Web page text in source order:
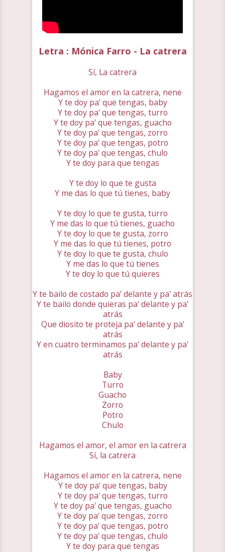
Letra : Mónica Farro - La catrera
Sí, La catrera
Hagamos el amor en la catrera, nene
Y te doy pa' que tengas, baby
Y te doy pa' que tengas, turro
Y te doy pa' que tengas, guacho
Y te doy pa' que tengas, zorro
Y te doy pa' que tengas, potro
Y te doy pa' que tengas, chulo
Y te doy para que tengas
Y te doy lo que te gusta
Y me das lo que tú tienes, baby
Y te doy lo que te gusta, turro
Y me das lo que tú tienes, guacho
Y te doy lo que te gusta, zorro
Y me das lo que tú tienes, potro
Y te doy lo que te gusta, chulo
Y me das lo que tú tienes
Y te doy lo que tú quieres
Y te bailo de costado pa' delante y pa' atrás
Y te bailo donde quieras pa' delante y pa'
atrás
Que diosito te proteja pa' delante y pa'
atrás
Y en cuatro terminamos pa' delante y pa'
atrás
Baby
Turro
Guacho
Zorro
Potro
Chulo
Hagamos el amor, el amor en la catrera
Sí, la catrera
Hagamos el amor en la catrera, nene
Y te doy pa' que tengas, baby
Y te doy pa' que tengas, turro
Y te doy pa' que tengas, guacho
Y te doy pa' que tengas, zorro
Y te doy pa' que tengas, potro
Y te doy pa' que tengas, chulo
Y te doy para que tengas